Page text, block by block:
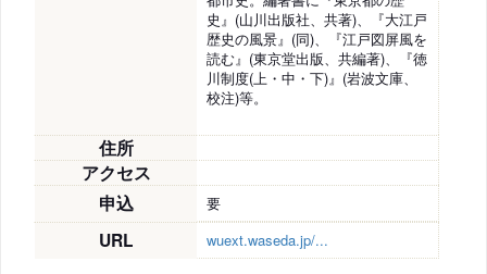
史』(山川出版社、共著)、『大江戸
歴史の風景』(同)、『江戸図屏風を
読む』(東京堂出版、共編著)、『徳
川制度(上・中・下)』(岩波文庫、
校注)等。
住所
アクセス
申込
要
URL wuext.waseda.jp/...